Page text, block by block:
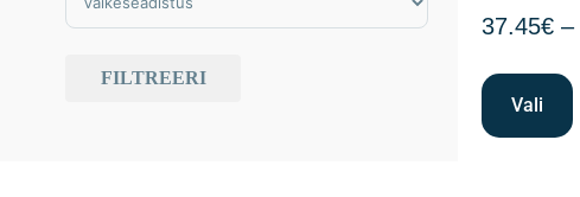
FILTREERI
37.45€ –
Vali